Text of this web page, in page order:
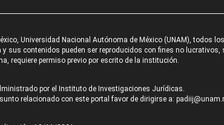
Universidad Nacional Autónoma de México (UNAM), todos
y sus contenidos pueden ser reproducidos con fines no
requiere permiso previo por escrito de la institución.
por el Instituto de Investigaciones Jurídicas.
relacionado con este portal favor de dirigirse a: